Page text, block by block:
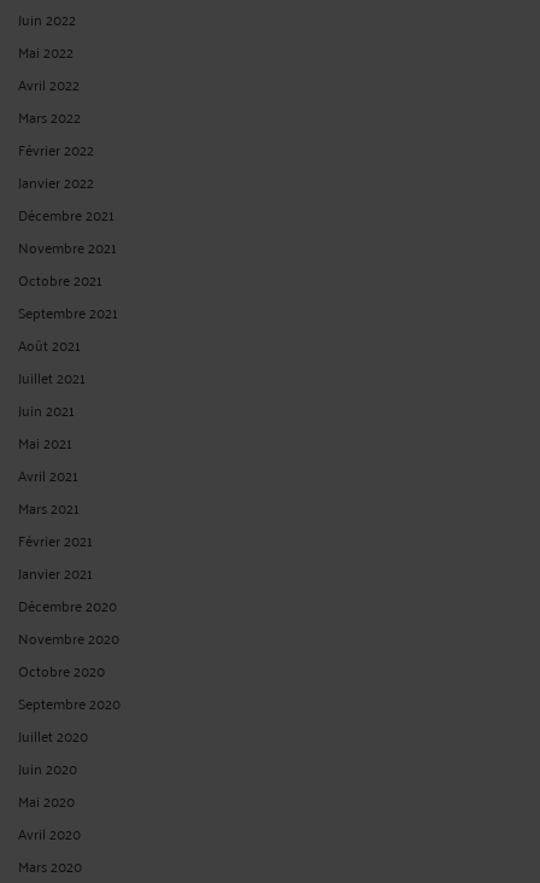
Juin 2022
Mai 2022
Avril 2022
Mars 2022
Février 2022
Janvier 2022
Décembre 2021
Novembre 2021
Octobre 2021
Septembre 2021
Août 2021
Juillet 2021
Juin 2021
Mai 2021
Avril 2021
Mars 2021
Février 2021
Janvier 2021
Décembre 2020
Novembre 2020
Octobre 2020
Septembre 2020
Juillet 2020
Juin 2020
Mai 2020
Avril 2020
Mars 2020